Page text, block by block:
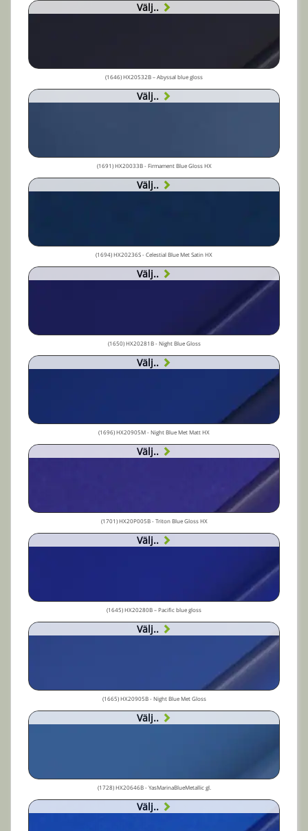
Välj..
(1646) HX20532B – Abyssal blue gloss
Välj..
(1691) HX20033B - Firmament Blue Gloss HX
Välj..
(1694) HX20236S - Celestial Blue Met Satin HX
Välj..
(1650) HX20281B - Night Blue Gloss
Välj..
(1696) HX20905M - Night Blue Met Matt HX
Välj..
(1701) HX20P005B - Triton Blue Gloss HX
Välj..
(1645) HX20280B – Pacific blue gloss
Välj..
(1665) HX20905B - Night Blue Met Gloss
Välj..
(1728) HX20646B - YasMarinaBlueMetallic gl.
Välj..